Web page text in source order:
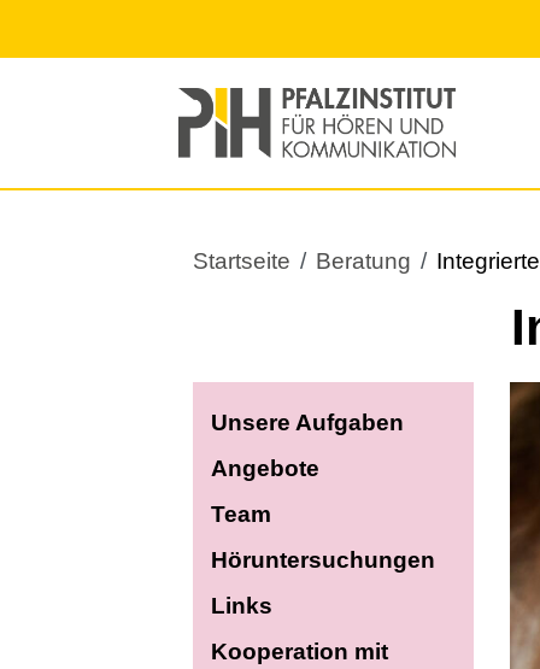
Pfadnavigation
Startseite Beratung
Unsere Aufgaben
Angebote
Team
Höruntersuchungen
Links
Kooperation mit